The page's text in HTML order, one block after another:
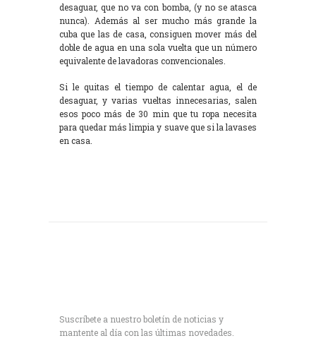
desaguar, que no va con bomba, (y no se atasca
nunca). Además al ser mucho más grande la
cuba que las de casa, consiguen mover más del
doble de agua en una sola vuelta que un número
equivalente de lavadoras convencionales.
Si le quitas el tiempo de calentar agua, el de
desaguar, y varias vueltas innecesarias, salen
esos poco más de 30 min que tu ropa necesita
para quedar más limpia y suave que si la lavases
en casa.
Suscríbete a nuestro boletín de noticias y
mantente al día con las últimas novedades.